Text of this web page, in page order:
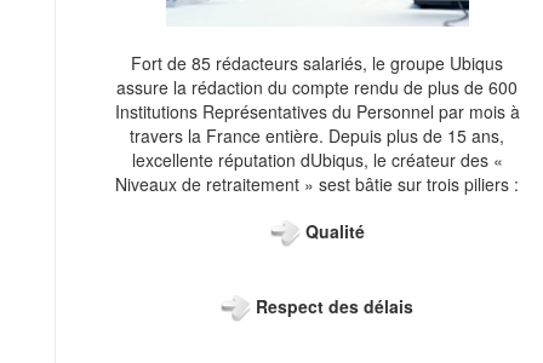
Fort de 85 rédacteurs salariés, le groupe Ubiqus
assure la rédaction du compte rendu de plus de 600
Institutions Représentatives du Personnel par mois à
travers la France entière. Depuis plus de 15 ans,
lexcellente réputation dUbiqus, le créateur des «
Niveaux de retraitement » sest bâtie sur trois piliers :
Qualité
Respect des délais